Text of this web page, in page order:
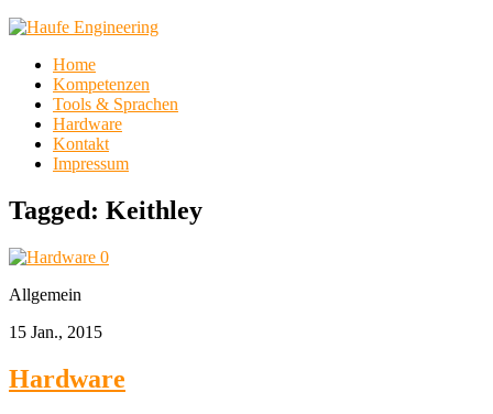
Home
Kompetenzen
Tools & Sprachen
Hardware
Kontakt
Impressum
Tagged: Keithley
0
Allgemein
15 Jan., 2015
Hardware